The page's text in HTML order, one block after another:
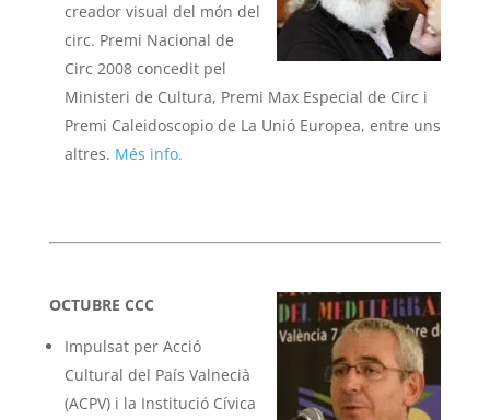
creador visual del món del
circ. Premi Nacional de
Circ 2008 concedit pel
Ministeri de Cultura, Premi Max Especial de Circ i
Premi Caleidoscopio de La Unió Europea, entre uns
altres. Més info.
OCTUBRE CCC
Impulsat per Acció
Cultural del País Valnecià
(ACPV) i la Institució Cívica